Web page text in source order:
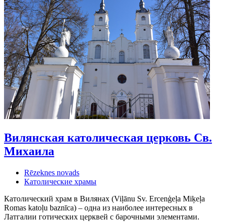
Вилянская католическая церковь Св.
Михаила
Rēzeknes novads
Католические храмы
Католический храм в Вилянах (Viļānu Sv. Ercenģeļa Miķeļa
Romas katoļu baznīca) – одна из наиболее интересных в
Латгалии готических церквей с барочными элементами.